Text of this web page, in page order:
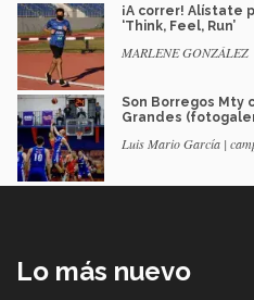
¡A correr! Alístate
‘Think, Feel, Run’
MARLENE GONZÁLEZ
Son Borregos Mty
Grandes
Luis Mario García |
Lo más nuevo